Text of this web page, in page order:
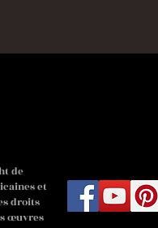
de
et
droits
œuvres